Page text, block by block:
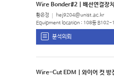
Wire Bonder#2 | 배선연결장치
황은정 hej9204@unist.ac.kr
Equipment location : 108동 B102-1
분석의뢰
Wire-Cut EDM | 와이어 컷 방